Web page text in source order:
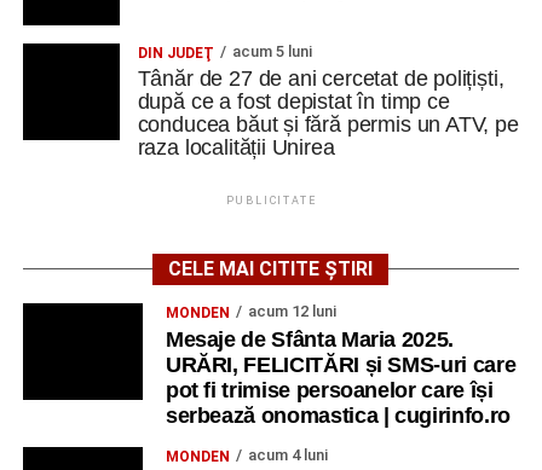
DIN JUDEŢ acum 5 luni
Tânăr de 27 de ani cercetat de polițiști,
după ce a fost depistat în timp ce
conducea băut și fără permis un ATV, pe
raza localității Unirea
PUBLICITATE
CELE MAI CITITE ȘTIRI
MONDEN acum 12 luni
Mesaje de Sfânta Maria 2025.
URĂRI, FELICITĂRI și SMS-uri care
pot fi trimise persoanelor care își
serbează onomastica | cugirinfo.ro
MONDEN acum 4 luni